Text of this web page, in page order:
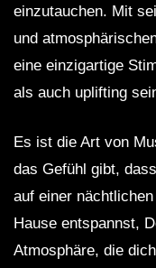
einzutauchen. Mit
und
eine einzigartige
als auch uplifting
Es ist die Art von
das Gefühl gibt,
auf einer
Hause entspannst,
Atmosphäre, die